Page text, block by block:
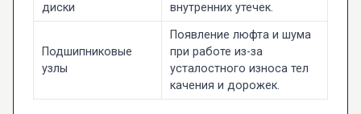
диски
внутренних утечек.
Подшипниковые
узлы
Появление люфта и шума
при работе из-за
усталостного износа тел
качения и дорожек.